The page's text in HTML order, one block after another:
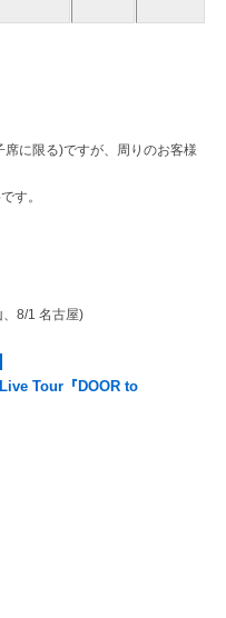
に限る)ですが、周りのお客様
す。
、8/1 名古屋)
Tour『DOOR to